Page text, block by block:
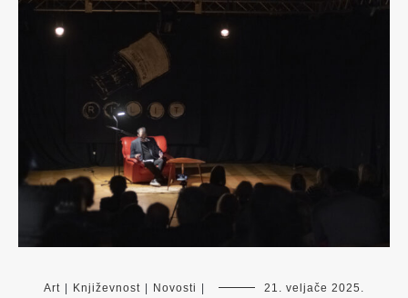
Art Književnost Novosti 21. veljače 2025.